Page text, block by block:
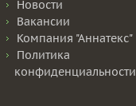
Новости
Вакансии
Компания "Аннатекс"
Политика
конфиденциальности